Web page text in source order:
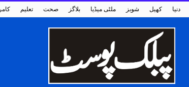
تعلیم صحت بلاگز ملٹی میڈیا شوبز کھیل دنیا